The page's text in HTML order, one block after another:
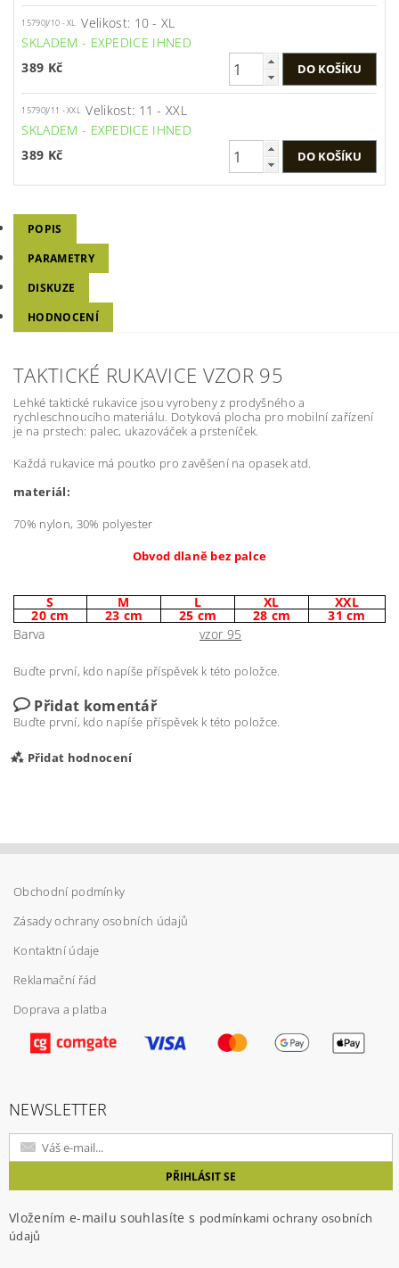
15790J/10 - XL Velikost: 10 - XL
SKLADEM - EXPEDICE IHNED
389 Kč
15790J/11 - XXL Velikost: 11 - XXL
SKLADEM - EXPEDICE IHNED
389 Kč
POPIS
PARAMETRY
DISKUZE
HODNOCENÍ
TAKTICKÉ RUKAVICE VZOR 95
Lehké taktické rukavice jsou vyrobeny z prodyšného a
rychleschnoucího materiálu. Dotyková plocha pro mobilní zařízení
je na prstech: palec, ukazováček a prsteníček.
Každá rukavice má poutko pro zavěšení na opasek atd.
materiál:
70% nylon, 30% polyester
Obvod dlaně bez palce
S M L XL XXL
20 cm 23 cm 25 cm 28 cm
31 cm
Barva
vzor 95
Buďte první, kdo napíše příspěvek k této položce.
Přidat komentář
Buďte první, kdo napíše příspěvek k této položce.
Přidat hodnocení
Vložením hodnocení souhlasíte spodmínkami
ochrany osobních údajů
Obchodní podmínky
Zásady ochrany osobních údajů
Kontaktní údaje
Reklamační řád
Doprava a platba
NEWSLETTER
Vložením e-mailu souhlasíte s podmínkami ochrany osobních
údajů